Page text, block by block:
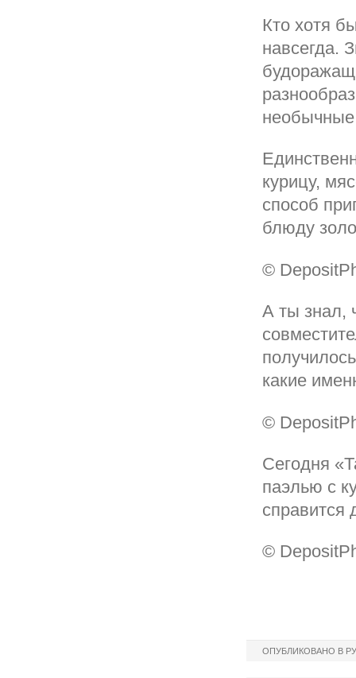
Кто хотя
навсегда.
курицу,
способ
блюду
©
А ты знал,
какие
©
Сегодня
паэлью с
справится
©
ОПУБЛИКОВАНО В